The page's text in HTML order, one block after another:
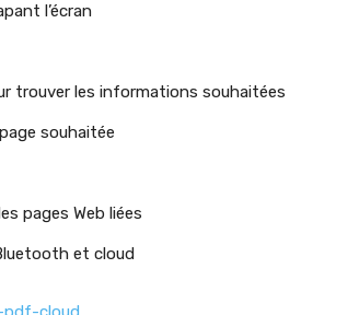
l’écran
trouver les informations souhaitées
souhaitée
pages Web liées
et cloud